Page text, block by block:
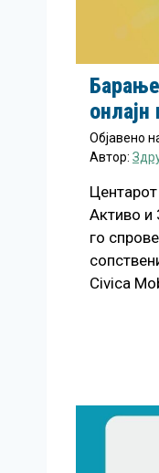
Објавено
Автор:
Активо и
го
Civica